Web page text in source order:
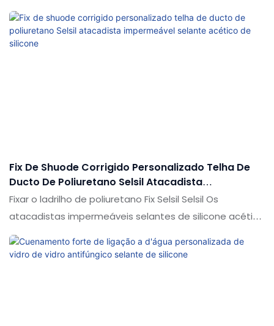
comparação com produtos semelhantes no mercado,
possui vantagens pendentes incomparáveis em
termos de desempenho, qualidade, aparência, etc., e
Fix De Shuode Corrigido Personalizado Telha De
Ducto De Poliuretano Selsil Atacadista
Impermeável Selante Acético De Silicone
Fixar o ladrilho de poliuretano Fix Selsil Selsil Os
atacadistas impermeáveis selantes de silicone acético
em comparação com produtos semelhantes no
mercado, possui vantagens pendentes incomparáveis